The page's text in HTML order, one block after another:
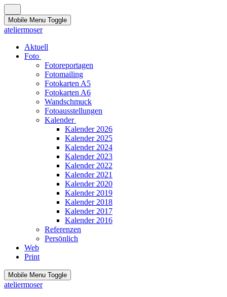
Mobile Menu Toggle
ateliermoser
Aktuell
Foto
Fotoreportagen
Fotomailing
Fotokarten A5
Fotokarten A6
Wandschmuck
Fotoausstellungen
Kalender
Kalender 2026
Kalender 2025
Kalender 2024
Kalender 2023
Kalender 2022
Kalender 2021
Kalender 2020
Kalender 2019
Kalender 2018
Kalender 2017
Kalender 2016
Referenzen
Persönlich
Web
Print
Mobile Menu Toggle
ateliermoser